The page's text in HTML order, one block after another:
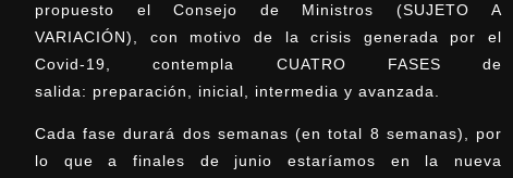
propuesto el Consejo de Ministros (SUJETO A
VARIACIÓN), con motivo de la crisis generada por el
Covid-19, contempla CUATRO FASES de
salida: preparación, inicial, intermedia y avanzada.
Cada fase durará dos semanas (en total 8 semanas), por
lo que a finales de junio estaríamos en la nueva